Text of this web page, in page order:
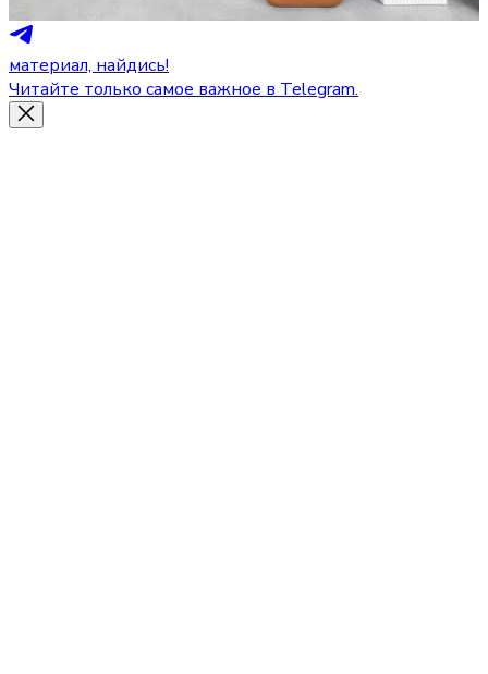
материал, найдись!
Читайте только самое важное в Telegram.